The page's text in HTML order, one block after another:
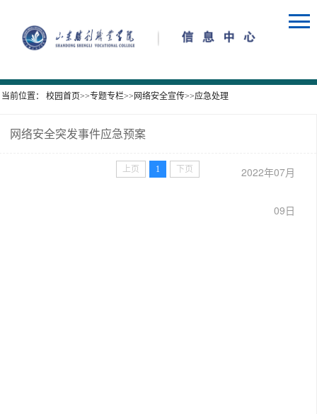
当前位置： 校园首页>>专题专栏>> 网络安全宣传>>应急处理
​网络安全突发事件应急预案
2022年07月
09日
上页 1 下页